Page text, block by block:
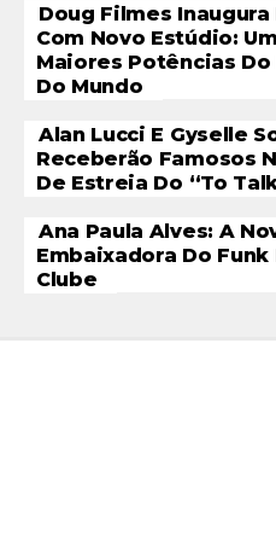
Doug Filmes Inaugura
Com Novo Estúdio:
Maiores Potências Do
Do Mundo
Alan Lucci E Gyselle
Receberão Famosos
De Estreia Do “To
Ana Paula Alves: A
Embaixadora Do
Clube